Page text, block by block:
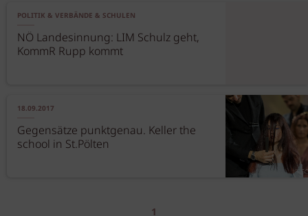
POLITIK & VERBÄNDE & SCHULEN
NÖ Landesinnung: LIM Schulz geht,
KommR Rupp kommt
18.09.2017
Gegensätze punktgenau. Keller the
school in St.Pölten
1